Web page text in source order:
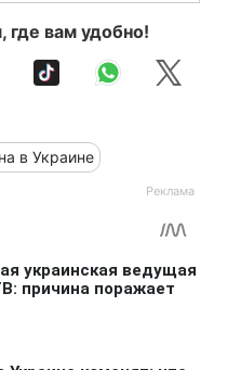
где вам удобно!
в Украине